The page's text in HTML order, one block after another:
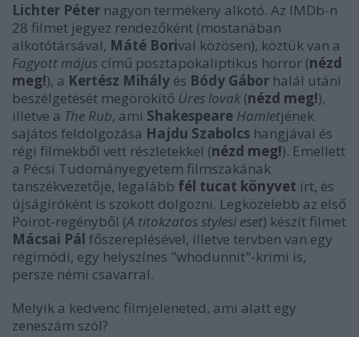
Lichter Péter nagyon termékeny alkotó. Az IMDb-n
28 filmet jegyez rendezőként (mostanában
alkotótársával, Máté Borival közösen), köztük van a
Fagyott május című posztapokaliptikus horror (nézd
meg!), a Kertész Mihály és Bódy Gábor halál utáni
beszélgetését megörökítő Üres lovak (nézd meg!),
illetve a The Rub, ami Shakespeare Hamletjének
sajátos feldolgozása Hajdu Szabolcs hangjával és
régi filmekből vett részletekkel (nézd meg!). Emellett
a Pécsi Tudományegyetem filmszakának
tanszékvezetője, legalább fél tucat könyvet írt, és
újságíróként is szokott dolgozni. Legközelebb az első
Poirot-regényből (A titokzatos stylesi eset) készít filmet
Mácsai Pál főszereplésével, illetve tervben van egy
régimódi, egy helyszínes "whodunnit"-krimi is,
persze némi csavarral.
Melyik a kedvenc filmjeleneted, ami alatt egy
zeneszám szól?